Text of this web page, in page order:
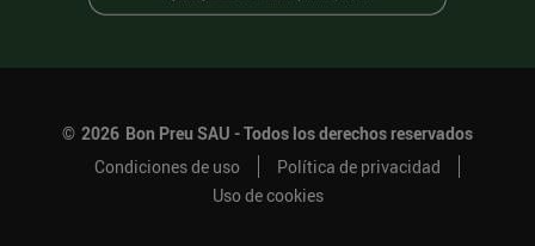
© 2026 Bon Preu SAU - Todos los derechos reservados
Condiciones de uso
Política de privacidad
Uso de cookies